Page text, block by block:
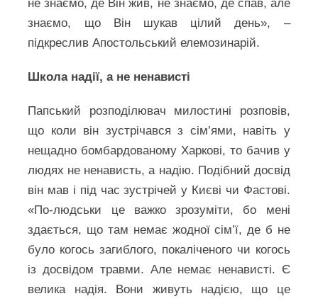
не знаємо, де Він жив, не знаємо, де спав, але
знаємо, що Він шукав цілий день», –
підкреслив Апостольський елемозинарій.
Школа надії, а не ненависті
Папський розподілювач милостині розповів,
що коли він зустрічався з сім’ями, навіть у
нещадно бомбардованому Харкові, то бачив у
людях не ненависть, а надію. Подібний досвід
він мав і під час зустрічей у Києві чи Фастові.
«По-людськи це важко зрозуміти, бо мені
здається, що там немає жодної сім’ї, де б не
було когось загиблого, покаліченого чи когось
із досвідом травми. Але немає ненависті. Є
велика надія. Вони живуть надією, що це